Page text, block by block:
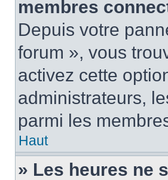
membres
Depuis votre
forum », vous
activez cette
administrateurs,
parmi les
Haut
» Les heures ne